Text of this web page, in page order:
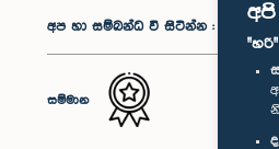
අප හා සම්බන්ධ වී සිටින්න :
සම්මාන